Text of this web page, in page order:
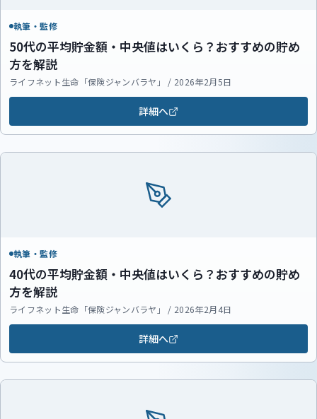
執筆・監修
50代の平均貯金額・中央値はいくら？おすすめの貯め
方を解説
ライフネット生命「保険ジャンバラヤ」 / 2026年2月5日
詳細へ
執筆・監修
40代の平均貯金額・中央値はいくら？おすすめの貯め
方を解説
ライフネット生命「保険ジャンバラヤ」 / 2026年2月4日
詳細へ